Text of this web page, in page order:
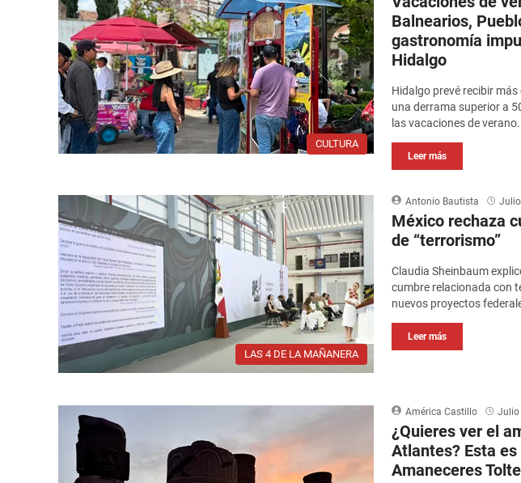
CULTURA
Balnearios,
gastronomía
Hidalgo
Hidalgo prevé recibir
una derrama superior a
las vacaciones de verano.
Leer más
LAS 4 DE LA MAÑANERA
Antonio Bautista
México rechaza
de “terrorismo”
Claudia Sheinbaum
cumbre relacionada con
nuevos proyectos
Leer más
América Castillo Julio
¿Quieres ver el
Atlantes? Esta
Amaneceres